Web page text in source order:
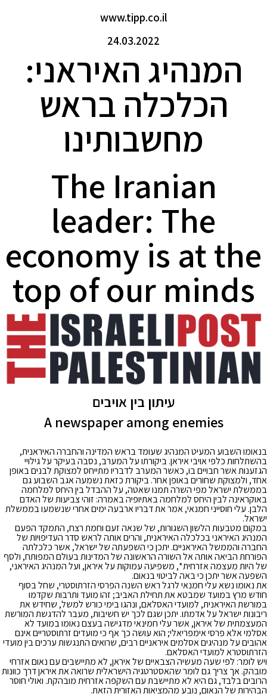
www.tipp.co.il
24.03.2022
המנהיג האיראני:
הכלכלה בראש
מחשבותינו
The Iranian
leader: The
economy is at the
top of our minds
עיתון בין אויבים
A newspaper among enemies
בנאומו השבוע המעיט המנהיג שעומד בראש המדינה והחברה האיראנית,
בהשתלחות כלפי אויבי איראן. ביקורתו על המערב, נסבה בעיקר על גילויי
הגזענות אשר חבויים בו, כאשר המערב לדבריו מתייחס למצוקת לבנים באופן
אחד, ולמצוקת שחורים באופן אחר. ביקורת כזאת נשמעה אגב השבוע גם
בממשלת ישראל מפי השרה תמנו שאטה, על ההבדל בין היחס למלחמה
באוקראינה לבין היחס למלחמה באתיופיה באמרה: זוהי צביעות של האדם
הלבן. עלי חוסייני חמנאי, אמר את דבריו ארבעה ימים אחרי שנשמעו בממשלת
ישראל.
במקום מטבעות הלשון השגורות, של שנאה זעם וחמת רצח, התמקד הפעם
המנהיג האיראני בכלכלה האיראנית, והרים אותה לראש סדר העדיפויות של
החברה והממשל האיראניים. יתכן כי השפעתה של ישראל, אשר כלכלתה
הפורחת הביאה אותה אל השורה הראשונה של המדינות בעולם המפותח, ולסף
של היות מעצמה אזרחית*, משפיעה עמוקות על איראן, ועל המנהיג האיראני,
השפעה אשר יתכן כי באה לביטוי בנאום.
את נאומו נשא עלי חמנאי לרגל ראש השנה הפרסי הזרתוסטרי, שחל בסוף
חודש מרץ במועד שמבטא את תחילת האביב; זהו מועד ותרבות שקדמו
במורשת האיראנית, למועדי האסלאם, ונהגו בימי כורש למשל, שחידש את
ריבונות ישראל על אדמתו. יתכן שגם לכך יש חשיבות, מעבר להדגשת המורשת
המעצמתית של איראן, אשר עלי חמינאי מדגישה בעצם נאומו במועד לא
אסלמי אלא פרסי אימפריאלי; הוא עושה כך אף כי מועדים זרתוסטריים אינם
אהובים על מנהיגים אסלמים איראניים רבים, שרואים התנגשות ערכים בין מועדי
הזרתוסטרא למועדי האסלאם.
ויש לומר: לפי שעה מעשיה הצבאיים של איראן, לא מתיישבים עם נאום אזרחי
מובהק. אך צריך גם לומר שהאסטרטגיה הישראלית שרואה את איראן דרך כוונות
הרובים בלבד, גם היא לא מתיישבת עם השקפה אזרחית מובהקת. ואולי חוסר
הבהירות של הנאום, נובע מהמציאות האזורית הזאת.